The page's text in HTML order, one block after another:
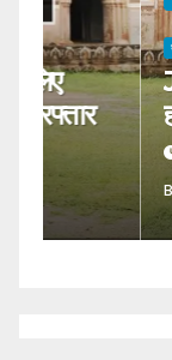
उत्तर प्रदेश जालौन
Jalaun
हजार
BHADAURIYA